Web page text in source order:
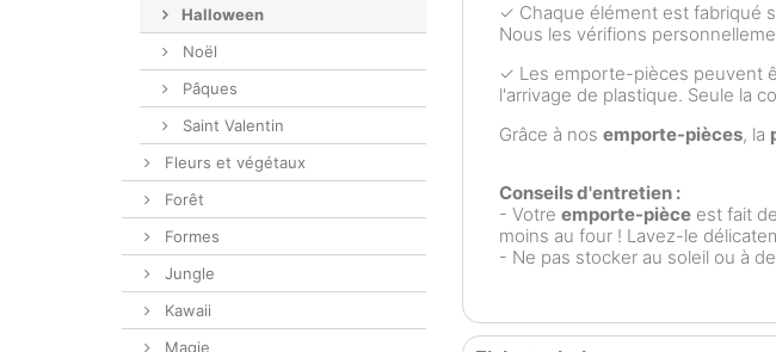
✓ Chaque élément est fabriqué
Nous les vérifions
✓ Les emporte-pièces peuvent
l'arrivage de plastique. Seule la
Grâce à nos emporte-pièces, la
Conseils d'entretien :
- Votre emporte-pièce est fait
moins au four ! Lavez-le
- Ne pas stocker au soleil ou à
Halloween
Noël
Pâques
Saint Valentin
Fleurs et végétaux
Forêt
Formes
Jungle
Kawaii
Magie